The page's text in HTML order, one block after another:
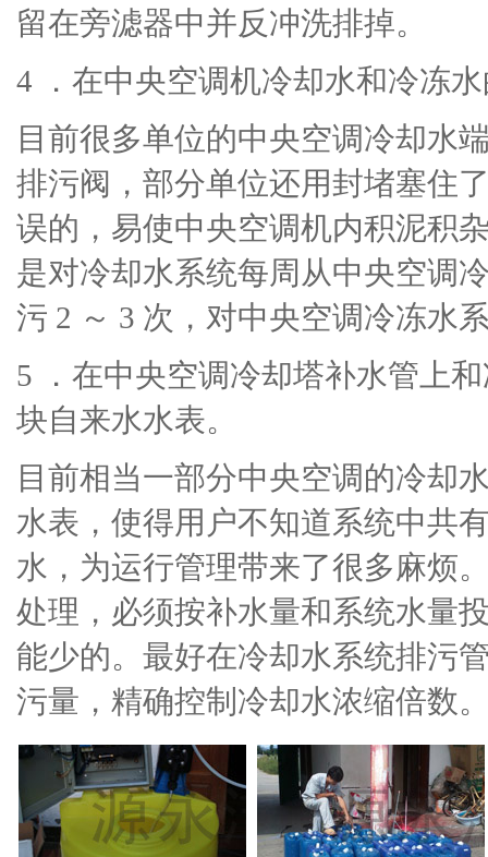
留在旁滤器中并反冲洗排掉。
4 ．在中央空调机冷却水和冷冻
目前很多单位的中央空调冷却水
排污阀，部分单位还用封堵塞住
误的，易使中央空调机内积泥积
是对冷却水系统每周从中央空调
污 2 ～ 3 次，对中央空调冷冻水
5 ．在中央空调冷却塔补水管上
块自来水水表。
目前相当一部分中央空调的冷却
水表，使得用户不知道系统中共
水，为运行管理带来了很多麻烦
处理，必须按补水量和系统水量
能少的。最好在冷却水系统排污
污量，精确控制冷却水浓缩倍数